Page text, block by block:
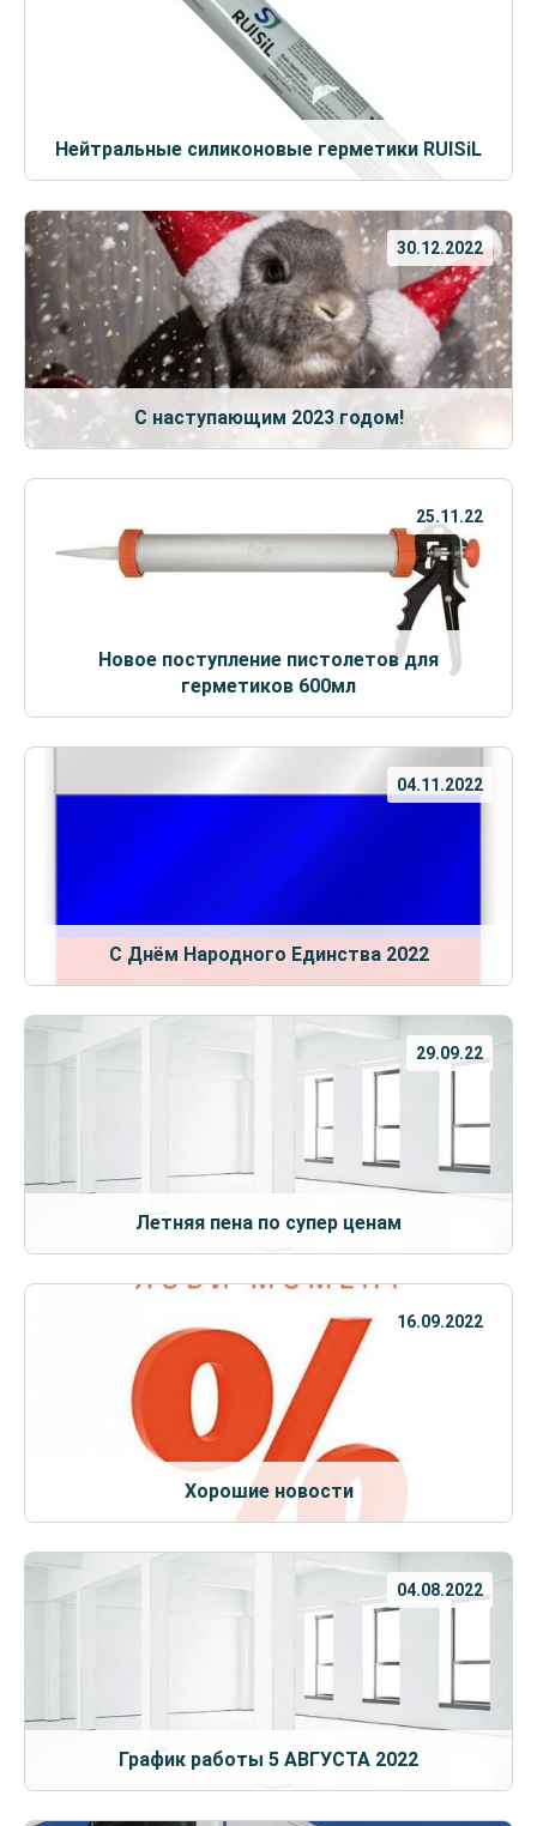
Нейтральные силиконовые герметики RUISiL
30.12.2022
С наступающим 2023 годом!
25.11.22
Новое поступление пистолетов для
герметиков 600мл
04.11.2022
С Днём Народного Единства 2022
29.09.22
Летняя пена по супер ценам
16.09.2022
Хорошие новости
04.08.2022
График работы 5 АВГУСТА 2022